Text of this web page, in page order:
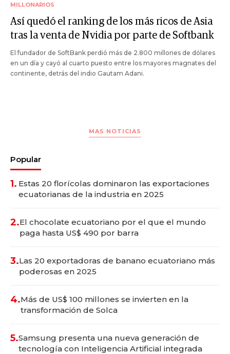
MILLONARIOS
Así quedó el ranking de los más ricos de Asia
tras la venta de Nvidia por parte de Softbank
El fundador de SoftBank perdió más de 2.800 millones de dólares
en un día y cayó al cuarto puesto entre los mayores magnates del
continente, detrás del indio Gautam Adani.
MAS NOTICIAS
Popular
1. Estas 20 florícolas dominaron las exportaciones
ecuatorianas de la industria en 2025
2.El chocolate ecuatoriano por el que el mundo
paga hasta US$ 490 por barra
3.Las 20 exportadoras de banano ecuatoriano más
poderosas en 2025
4.Más de US$ 100 millones se invierten en la
transformación de Solca
5.Samsung presenta una nueva generación de
tecnología con Inteligencia Artificial integrada